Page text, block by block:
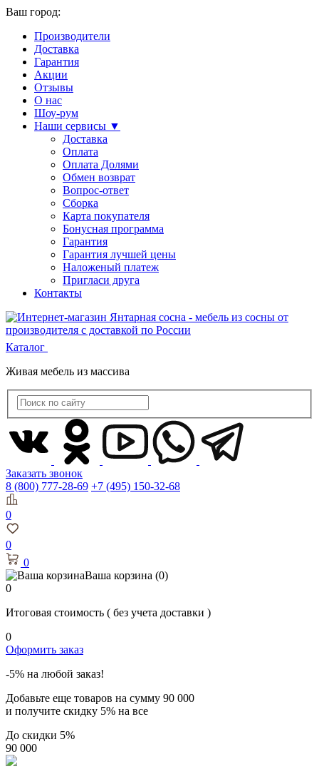
Ваш город:
Производители
Доставка
Гарантия
Акции
Отзывы
О нас
Шоу-рум
Наши сервисы ▼
Доставка
Оплата
Оплата Долями
Обмен возврат
Вопрос-ответ
Сборка
Карта покупателя
Бонусная программа
Гарантия
Гарантия лучшей цены
Наложеный платеж
Пригласи друга
Контакты
Каталог
Живая мебель из массива
Заказать звонок
8 (800) 777-28-69 +7 (495) 150-32-68
0
0
0
Ваша корзина (0)
0
Итоговая стоимость ( без учета доставки )
0
Оформить заказ
-5% на любой заказ!
Добавьте еще товаров на сумму 90 000
и получите скидку 5% на все
До скидки 5%
90 000